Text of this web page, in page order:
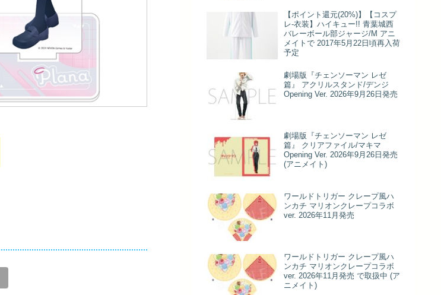
【ポイント還元(20%)】【コスプ
レ-衣装】ハイキュー!! 青葉城西
バレーボール部ジャージ/M アニ
メイトで 2017年5月22日頃再入荷
予定
劇場版『チェンソーマン レゼ
篇』 アクリルスタンド/デンジ
Opening Ver. 2026年9月26日発売
劇場版『チェンソーマン レゼ
篇』 クリアファイル/マキマ
Opening Ver. 2026年9月26日発売
(アニメイト)
ワールドトリガー クレープ風ハ
ンカチ マリオンクレープコラボ
ver. 2026年11月発売
ワールドトリガー クレープ風ハ
ンカチ マリオンクレープコラボ
ver. 2026年11月発売 で取扱中 (ア
ニメイト)